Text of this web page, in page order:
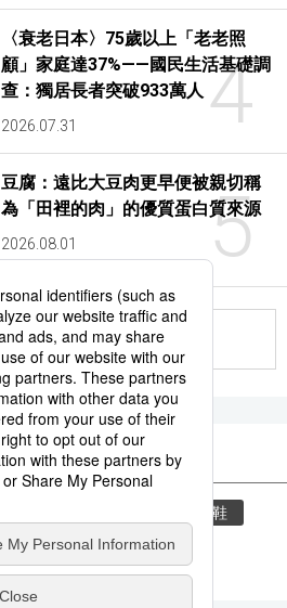
4
〈衰老日本〉75歲以上「老老照
顧」家庭達37%——國民生活基礎調
查：獨居長者突破933萬人
2026.07.31
5
豆腐：遠比大豆肉更早便被親切稱
為「田裡的肉」的優質蛋白質來源
2026.08.01
更多
脫鞋
時事通信新聞 飲食